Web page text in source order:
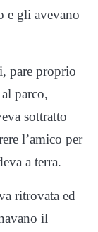
e gli avevano
pare proprio
parco,
sottratto
l’amico per
a terra.
ritrovata ed
il